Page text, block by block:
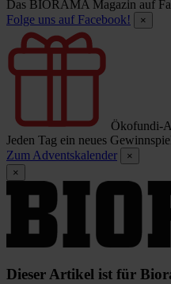
Das BIORAMA Magazin auf
Folge uns auf Facebook!
×
Ökofundi-
Jeden Tag ein neues
Zum Adventskalender
×
×
Dieser Artikel ist für